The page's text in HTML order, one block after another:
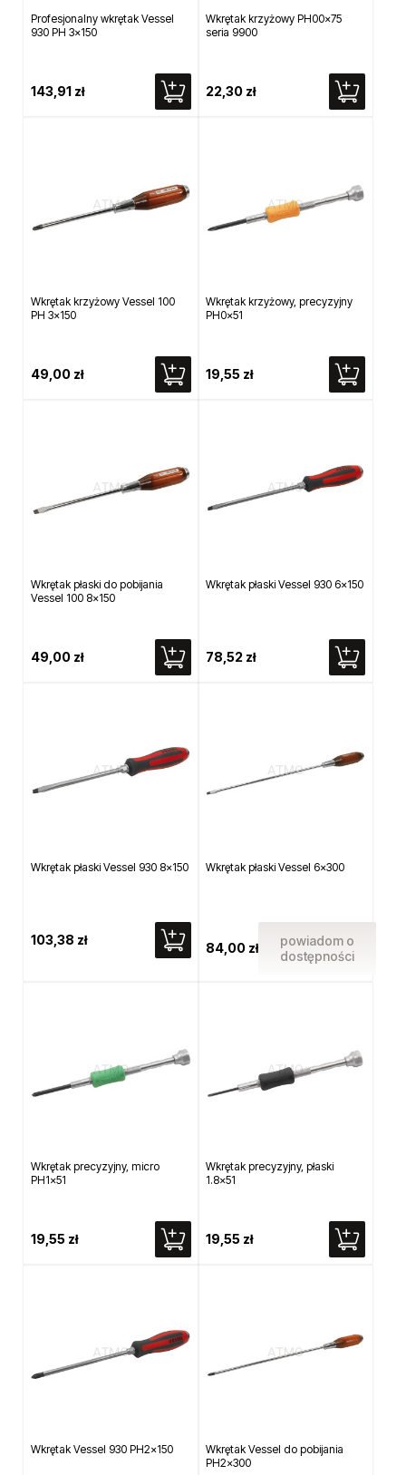
Profesjonalny wkrętak Vessel
930 PH 3x150
143,91 zł
Wkrętak krzyżowy PH00x75
seria 9900
22,30 zł
Wkrętak krzyżowy Vessel 100
PH 3x150
49,00 zł
Wkrętak krzyżowy, precyzyjny
PH0x51
19,55 zł
Wkrętak płaski do pobijania
Vessel 100 8x150
49,00 zł
Wkrętak płaski Vessel 930 6x150
78,52 zł
Wkrętak płaski Vessel 930 8x150
103,38 zł
Wkrętak płaski Vessel 6x300
84,00 zł
powiadom o
dostępności
Wkrętak precyzyjny, micro
PH1x51
19,55 zł
Wkrętak precyzyjny, płaski
1.8x51
19,55 zł
Wkrętak Vessel 930 PH2x150
Wkrętak Vessel do pobijania
PH2x300